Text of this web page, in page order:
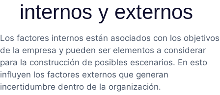
internos y externos
Los factores internos están asociados con los objetivos
de la empresa y pueden ser elementos a considerar
para la construcción de posibles escenarios. En esto
influyen los factores externos que generan
incertidumbre dentro de la organización.